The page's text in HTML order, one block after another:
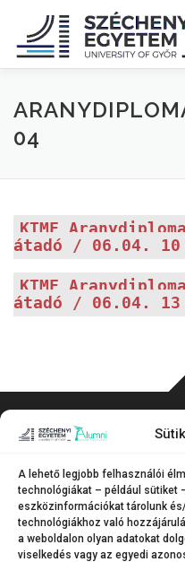
A lehető legjobb felhasználói
technológiákat – például sütiket
eszközinformációkat tárolunk
technológiákhoz való
a weboldalon olyan adatokat
viselkedés vagy az egyedi
tartalomhoz
RÓLUNK ALUMNI
SZOLGÁLTATÁSOK
04
KTMF
átadó / 06.04. 10
KTMF
átadó / 06.04. 13
Copyright © 2026 SZE